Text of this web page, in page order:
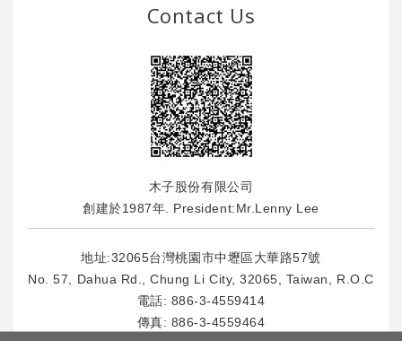
Contact Us
木子股份有限公司
創建於1987年. President:Mr.Lenny Lee
地址:32065台灣桃園市中壢區大華路57號
No. 57, Dahua Rd., Chung Li City, 32065, Taiwan, R.O.C
電話: 886-3-4559414
傳真: 886-3-4559464